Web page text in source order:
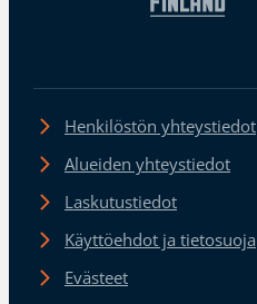
Henkilöstön yhteystiedot
Alueiden yhteystiedot
Laskutustiedot
Käyttöehdot ja tietosuoja
Evästeet